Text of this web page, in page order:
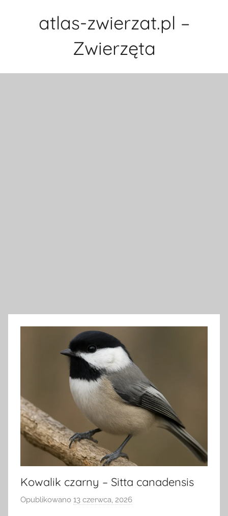
atlas-zwierzat.pl –
Zwierzęta
Kowalik czarny – Sitta canadensis
Opublikowano 13 czerwca, 2026